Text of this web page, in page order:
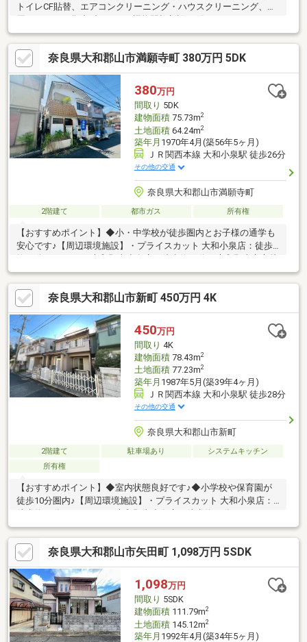
トイレCF貼替、エアコンクリーニング・ハウスクリーニング、外
周フェンス・化粧ブロック・機能門柱新設。《おすすめポイン
ト》■平成30年5月築、セキスイハイム施工の4LDK＋納戸＋フリ
ースペース＋屋根裏収納。■東南角地につき陽当たり・通風良
好。約18.5帖のLDKは、明るくゆとりのある空間です。■1階には
約7.5帖の和室と約2帖の納戸を配置。2階には洋室3部屋とフリー
スペースがあります。■各居室収納に加え、納戸・屋根裏収納も
備えており、収納スペースが充実しています。■太陽光発電・オ
ール電化住宅。駐車3台可能（車種による）。
奈良県大和郡山市満願寺町 380万円 5DK
380万円
間取り 5DK
建物面積75.73m2
土地面積64.24m2
築年月 1970年4月(築56年5ヶ月)
ＪＲ関西本線 大和小泉駅 徒歩26分
その他の交通
奈良県大和郡山市満願寺町
2階建て 都市ガス 所有権
【おすすめポイント】◆小・中学校が徒歩圏内とお子様の通学も
安心です♪【周辺環境施設】・プライスカット 大和小泉店：徒歩
桐中学校：徒歩約17分・大和郡山市立 西田中保育園：徒歩約9
分・大和郡山西田中郵便局：徒歩約7分・アピタ大和郡山店：徒歩
約20分・コーナン大和郡山店：徒歩約23分・大和郡山市立片桐西
小学校：徒歩約16分・ハッスル５ 大和郡山店：徒歩約18分ご覧い
ただきありがとうございます♪是非お気軽にお問い合わせください
♪
奈良県大和郡山市新町 450万円 4K
450万円
間取り 4K
建物面積78.43m2
土地面積77.23m2
築年月 1987年5月(築39年4ヶ月)
ＪＲ関西本線 大和小泉駅 徒歩28分
その他の交通
奈良県大和郡山市新町
2階建て 駐車場あり
システムキッチン
所有権
【おすすめポイント】◆室内状態良好です♪◆小学校や保育園が
徒歩10分圏内♪【周辺環境施設】・プライスカット 大和小泉店：
徒歩約23分・ウエルシア大和郡山小泉店：徒歩約12分・ローソン
大和郡山新町店：徒歩約4分・大和郡山市立片桐中学校：徒歩約3
分・大和郡山市立矢田南小学校：徒歩約4分・矢田南幼稚園：徒歩
約7分・大和郡山西田中郵便局：徒歩約7分・コーナン大和郡山
店：徒歩約7分・南都銀行 矢田南出張所：徒歩約7分・泉原東第3
号児童公園：徒歩約7分ご覧いただきありがとうございます♪是非
お気軽にお問い合わせください♪
奈良県大和郡山市矢田町 1,098万円 5SDK
1,098万円
間取り 5SDK
建物面積111.79m2
土地面積145.12m2
築年月 1992年4月(築34年5ヶ月)